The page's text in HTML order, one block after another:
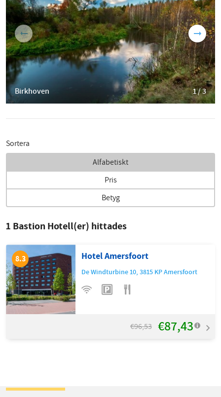
Birkhoven 1 / 3
Sortera
Alfabetiskt
Pris
Betyg
1 Bastion Hotell(er) hittades
8.3 Hotel Amersfoort
De Windturbine 10,3815 KPAmersfoort
€96,53 €87,43